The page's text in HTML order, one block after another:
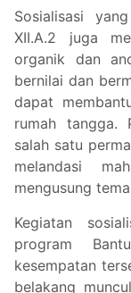
Sosialisasi
XII.A.2 juga
organik dan
bernilai dan
dapat
rumah tangga.
salah satu
melandasi
mengusung
Kegiatan
program
kesempatan
belakang